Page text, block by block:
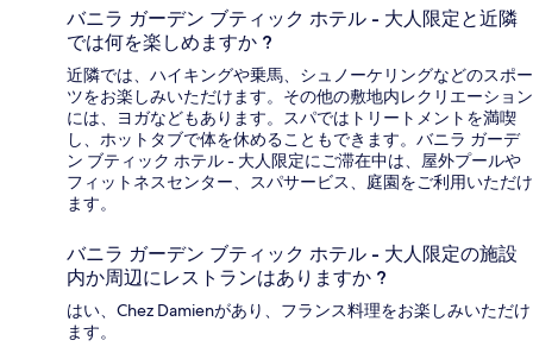
バニラ ガーデン ブティック ホテル - 大人限定と近隣
では何を楽しめますか ?
近隣では、ハイキングや乗馬、シュノーケリングなどのスポー
ツをお楽しみいただけます。その他の敷地内レクリエーション
には、ヨガなどもあります。スパではトリートメントを満喫
し、ホットタブで体を休めることもできます。バニラ ガーデ
ン ブティック ホテル - 大人限定にご滞在中は、屋外プールや
フィットネスセンター、スパサービス、庭園をご利用いただけ
ます。
バニラ ガーデン ブティック ホテル - 大人限定の施設
内か周辺にレストランはありますか ?
はい、Chez Damienがあり、フランス料理をお楽しみいただけ
ます。